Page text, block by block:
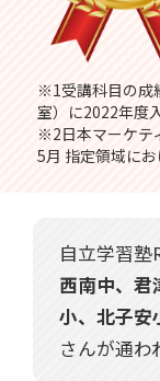
※1受講科目の成
室）に2022年度
※2日本マーケテ
5月 指定領域に
自立学習
西南中、
小、北子安
さんが通わ